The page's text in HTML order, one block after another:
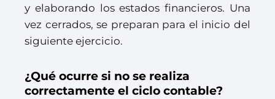
y elaborando los estados financieros. Una
vez cerrados, se preparan para el inicio del
siguiente ejercicio.
¿Qué ocurre si no se realiza
correctamente el ciclo contable?